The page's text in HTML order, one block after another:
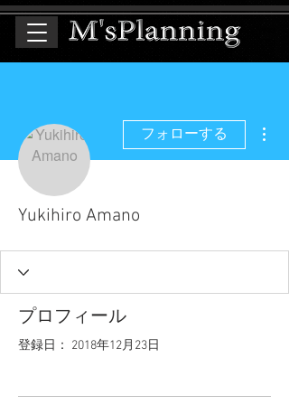
フォローする
Yukihiro Amano
プロフィール
登録日： 2018年12月23日